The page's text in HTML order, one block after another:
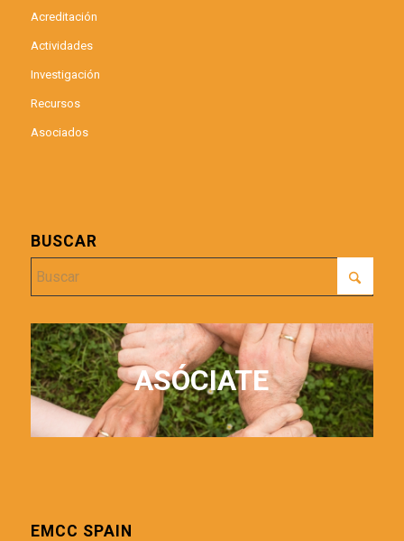
Acreditación
Actividades
Investigación
Recursos
Asociados
BUSCAR
ASÓCIATE
EMCC SPAIN